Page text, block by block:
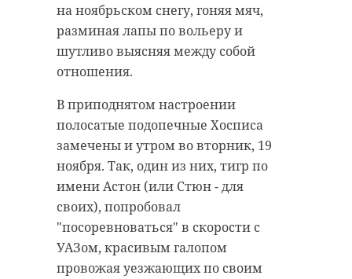
на ноябрьском снегу, гоняя мяч,
разминая лапы по вольеру и
шутливо выясняя между собой
отношения.
В приподнятом настроении
полосатые подопечные Хосписа
замечены и утром во вторник, 19
ноября. Так, один из них, тигр по
имени Астон (или Стюн - для
своих), попробовал
"посоревноваться" в скорости с
УАЗом, красивым галопом
провожая уезжающих по своим